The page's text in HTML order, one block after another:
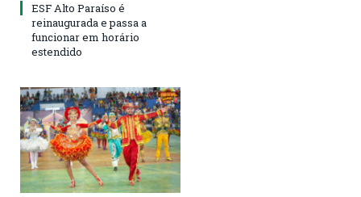
ESF Alto Paraíso é
reinaugurada e passa a
funcionar em horário
estendido